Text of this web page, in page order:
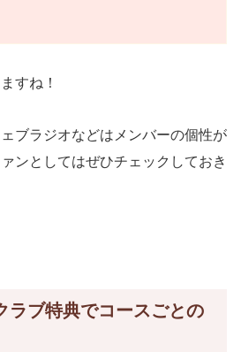
すね！
ブラジオなどはメンバーの個性が
ンとしてはぜひチェックしておき
ラブ特典でコースごとの